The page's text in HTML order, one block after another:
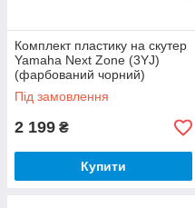
Комплект пластику на скутер
Yamaha Next Zone (3YJ)
(фарбований чорний)
Mototech
Під замовлення
2 199 ₴
Купити